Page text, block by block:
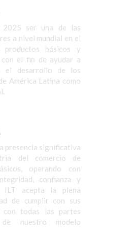
2025 ser una de las
a nivel mundial en el
productos básicos y
con el fin de ayudar a
el desarrollo de los
América Latina como
presencia significativa
del comercio de
operando con
confianza y
ILT acepta la plena
de cumplir con sus
con todas las partes
de nuestro modelo